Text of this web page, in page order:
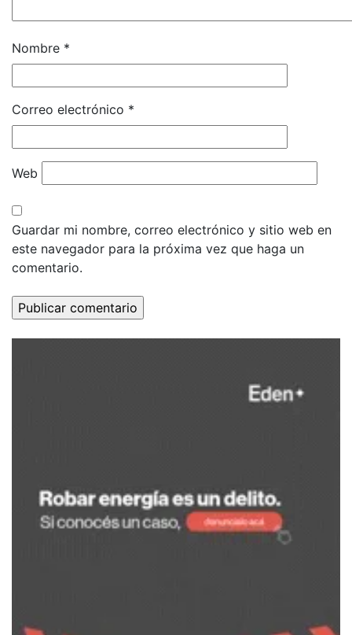
Nombre *
Correo electrónico *
Web
Guardar mi nombre, correo electrónico y sitio web en
este navegador para la próxima vez que haga un
comentario.